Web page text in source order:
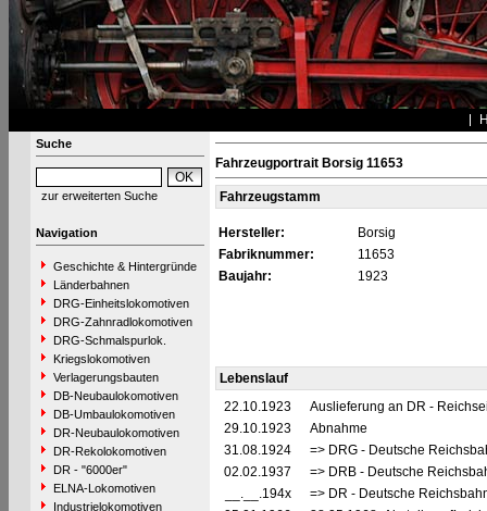
Suche
zur erweiterten Suche
Navigation
Geschichte & Hintergründe
Länderbahnen
DRG-Einheitslokomotiven
DRG-Zahnradlokomotiven
DRG-Schmalspurlok.
Kriegslokomotiven
Verlagerungsbauten
DB-Neubaulokomotiven
DB-Umbaulokomotiven
DR-Neubaulokomotiven
DR-Rekolokomotiven
DR - "6000er"
ELNA-Lokomotiven
Industrielokomotiven
Fahrzeugportrait Borsig 11653
Fahrzeugstamm
Hersteller:
Borsig
Fabriknummer:
11653
Baujahr:
1923
Lebenslauf
22.10.1923
Auslieferung an DR -
29.10.1923
Abnahme
31.08.1924
=> DRG - Deutsche
02.02.1937
=> DRB - Deutsche
__.__.194x
=> DR - Deutsche